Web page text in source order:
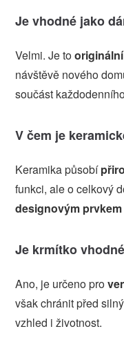
Je vhodné jako
Velmi. Je to
návštěvě nového
součást
V čem je
Keramika působí
funkci, ale o celkový
designovým
Je krmítko
Ano, je určeno pro
však chránit před
vzhled i životnost.